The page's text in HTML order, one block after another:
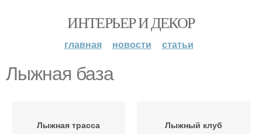
ИНТЕРЬЕР И ДЕКОР
главная новости статьи
Лыжная база
Лыжная трасса Лыжный клуб